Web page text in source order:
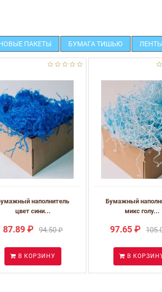
ПАКЕТЫ БУМАГА ТИШЬЮ
наполнитель
цвет сини...
87.89 ₽ 94.50 ₽
В КОРЗИНУ
Бумажный
микс голу...
97.65 ₽
В